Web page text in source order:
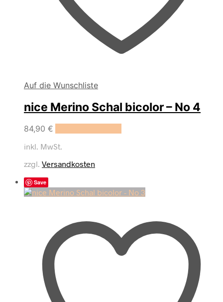
Auf die Wunschliste
nice Merino Schal bicolor – No 4
84,90 €
inkl. MwSt.
zzgl. Versandkosten
Save